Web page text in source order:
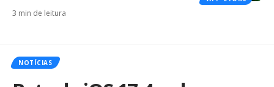
3 min de leitura
NOTÍCIAS